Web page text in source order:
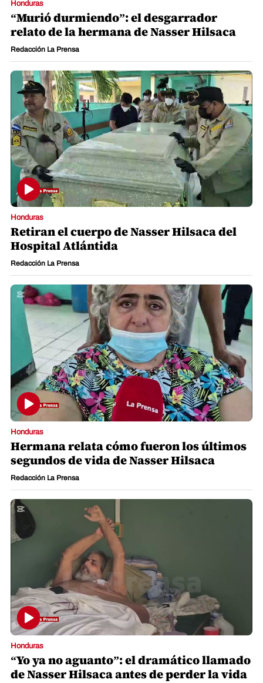
Honduras
“Murió durmiendo”: el desgarrador
relato de la hermana de Nasser Hilsaca
Redacción La Prensa
Honduras
Retiran el cuerpo de Nasser Hilsaca del
Hospital Atlántida
Redacción La Prensa
Honduras
Hermana relata cómo fueron los últimos
segundos de vida de Nasser Hilsaca
Redacción La Prensa
Honduras
“Yo ya no aguanto”: el dramático llamado
de Nasser Hilsaca antes de perder la vida